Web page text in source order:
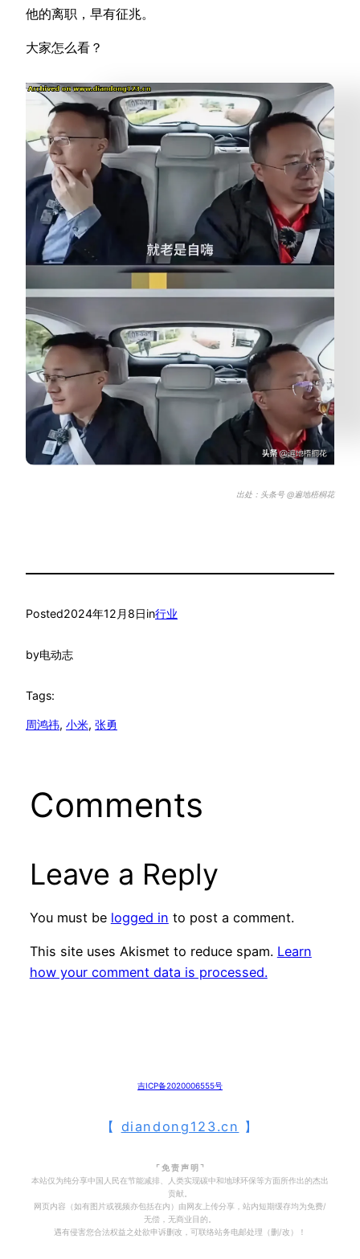
他的离职，早有征兆。
大家怎么看？
出处：头条号 @遍地梧桐花
Posted2024年12月8日in行业
by电动志
Tags:
周鸿祎, 小米, 张勇
Comments
Leave a Reply
You must be logged in to post a comment.
This site uses Akismet to reduce spam. Learn
how your comment data is processed.
吉ICP备2020006555号
【 diandong123.cn 】
⌜ 免 责 声 明 ⌝
本站仅为纯分享中国人民在节能减排、人类实现碳中和地球环保等方面所作出的杰出
贡献。
网页内容（如有图片或视频亦包括在内）由网友上传分享，站内短期缓存均为免费/
无偿，无商业目的。
遇有侵害您合法权益之处欲申诉删改，可联络站务电邮处理（删/改）！